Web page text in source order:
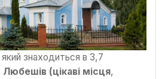
знаходиться в 3,7
Любешів (цікаві місця,